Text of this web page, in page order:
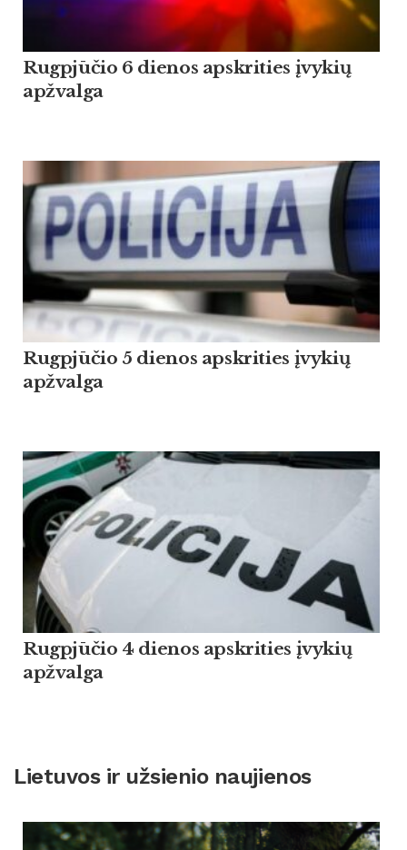
Rugpjūčio 6 dienos apskrities įvykių
apžvalga
Rugpjūčio 5 dienos apskrities įvykių
apžvalga
Rugpjūčio 4 dienos apskrities įvykių
apžvalga
Lietuvos ir užsienio naujienos